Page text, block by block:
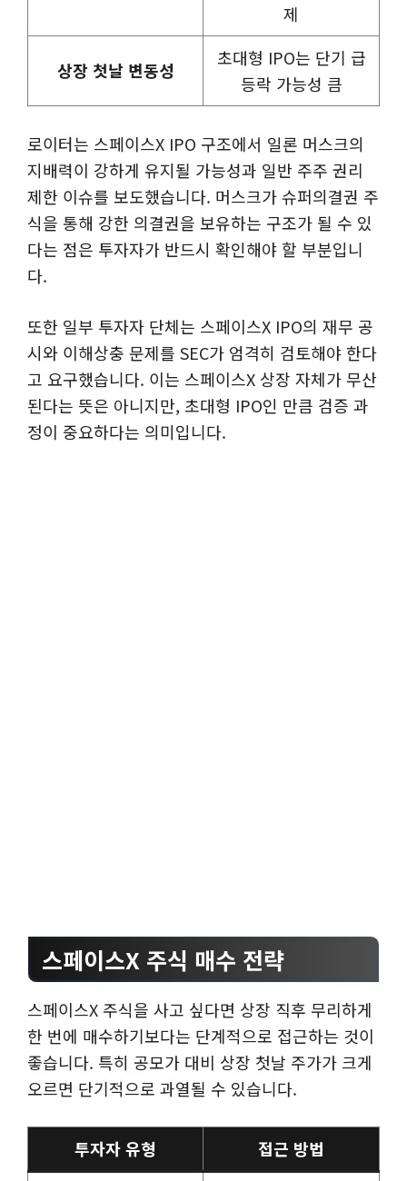
제
상장 첫날 변동성
초대형 IPO는 단기 급
등락 가능성 큼
로이터는 스페이스X IPO 구조에서 일론 머스크의
지배력이 강하게 유지될 가능성과 일반 주주 권리
제한 이슈를 보도했습니다. 머스크가 슈퍼의결권 주
식을 통해 강한 의결권을 보유하는 구조가 될 수 있
다는 점은 투자자가 반드시 확인해야 할 부분입니
다.
또한 일부 투자자 단체는 스페이스X IPO의 재무 공
시와 이해상충 문제를 SEC가 엄격히 검토해야 한다
고 요구했습니다. 이는 스페이스X 상장 자체가 무산
된다는 뜻은 아니지만, 초대형 IPO인 만큼 검증 과
정이 중요하다는 의미입니다.
스페이스X 주식 매수 전략
스페이스X 주식을 사고 싶다면 상장 직후 무리하게
한 번에 매수하기보다는 단계적으로 접근하는 것이
좋습니다. 특히 공모가 대비 상장 첫날 주가가 크게
오르면 단기적으로 과열될 수 있습니다.
투자자 유형 접근 방법